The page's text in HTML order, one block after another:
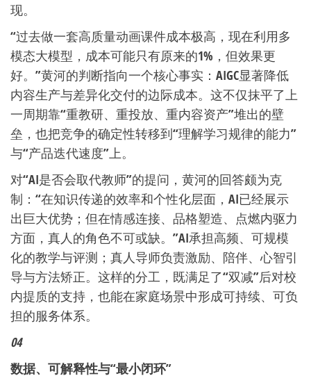
现。
“过去做一套高质量动画课件成本极高，现在利用多
模态大模型，成本可能只有原来的1%，但效果更
好。”黄河的判断指向一个核心事实：AIGC显著降低
内容生产与差异化交付的边际成本。这不仅抹平了上
一周期靠“重教研、重投放、重内容资产”堆出的壁
垒，也把竞争的确定性转移到“理解学习规律的能力”
与“产品迭代速度”上。
对“AI是否会取代教师”的提问，黄河的回答颇为克
制：“在知识传递的效率和个性化层面，AI已经展示
出巨大优势；但在情感连接、品格塑造、点燃内驱力
方面，真人的角色不可或缺。”AI承担高频、可规模
化的教学与评测；真人导师负责激励、陪伴、心智引
导与方法矫正。这样的分工，既满足了“双减”后对校
内提质的支持，也能在家庭场景中形成可持续、可负
担的服务体系。
04
数据、可解释性与“最小闭环”